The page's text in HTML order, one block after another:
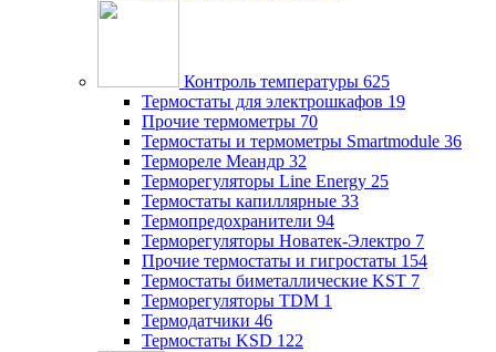
Контроль температуры 625
Термостаты для электрошкафов 19
Прочие термометры 70
Термостаты и термометры Smartmodule 36
Термореле Меандр 32
Терморегуляторы Line Energy 25
Термостаты капиллярные 33
Термопредохранители 94
Терморегуляторы Новатек-Электро 7
Прочие термостаты и гигростаты 154
Термостаты биметаллические KST 7
Терморегуляторы TDM 1
Термодатчики 46
Термостаты KSD 122